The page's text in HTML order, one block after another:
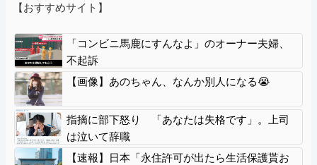
【おすすめサイト】
「コンビニ馬鹿にすんなよ」のオーナー夫婦、
不起訴
【画像】あのちゃん、なんか別人になる😭
指摘に部下怒り 「あなたは失格です」。上司
は泣いて辞職
【速報】日本「永住許可が出たら生活保護貰お